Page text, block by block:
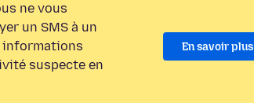
ne vous
un SMS à un
informations
suspecte en
En savoir plus